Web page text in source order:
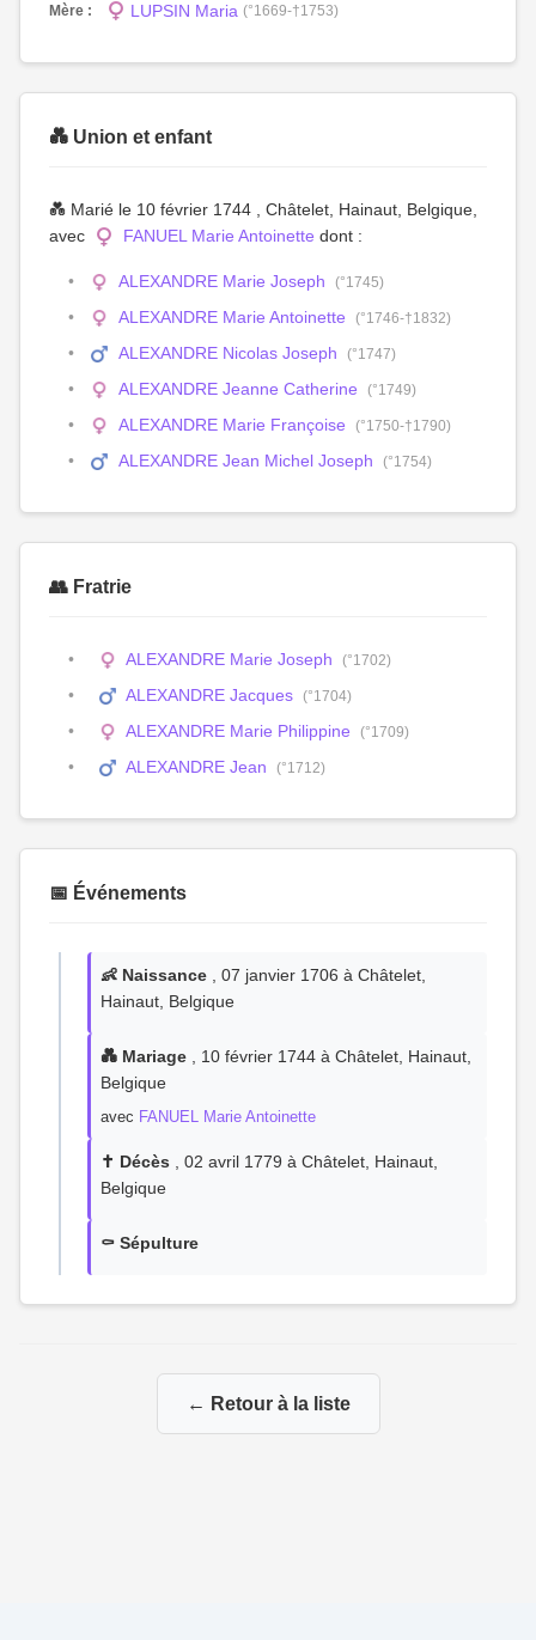
Mère :
LUPSIN Maria (°1669-†1753)
💑 Union et enfant
💑 Marié le 10 février 1744 , Châtelet, Hainaut, Belgique,
avec
FANUEL Marie Antoinette dont :
ALEXANDRE Marie Joseph (°1745)
ALEXANDRE Marie Antoinette (°1746-†1832)
ALEXANDRE Nicolas Joseph (°1747)
ALEXANDRE Jeanne Catherine (°1749)
ALEXANDRE Marie Françoise (°1750-†1790)
ALEXANDRE Jean Michel Joseph (°1754)
👥 Fratrie
ALEXANDRE Marie Joseph (°1702)
ALEXANDRE Jacques (°1704)
ALEXANDRE Marie Philippine (°1709)
ALEXANDRE Jean (°1712)
📅 Événements
👶 Naissance , 07 janvier 1706 à Châtelet,
Hainaut, Belgique
💑 Mariage , 10 février 1744 à Châtelet, Hainaut,
Belgique
avec FANUEL Marie Antoinette
✝️ Décès , 02 avril 1779 à Châtelet, Hainaut,
Belgique
⚰️ Sépulture
← Retour à la liste